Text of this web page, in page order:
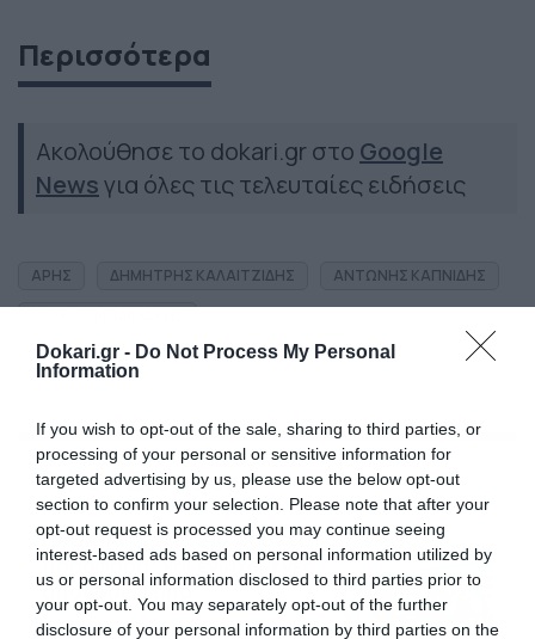
Dokari.gr - Do Not Process My Personal
Information
If you wish to opt-out of the sale, sharing to third parties, or
processing of your personal or sensitive information for
targeted advertising by us, please use the below opt-out
section to confirm your selection. Please note that after your
opt-out request is processed you may continue seeing
interest-based ads based on personal information utilized by
us or personal information disclosed to third parties prior to
your opt-out. You may separately opt-out of the further
disclosure of your personal information by third parties on the
Περισσότερα
Ακολούθησε το dokari.gr στο Google
Newsγια όλες τις τελευταίες ειδήσεις
ΑΡΗΣ ΔΗΜΗΤΡΗΣ ΚΑΛΑΙΤΖΙΔΗΣ
ΑΝΤΩΝΗΣ ΚΑΠΝΙΔΗΣ
Ροή Ειδήσεων
ΠΑΟΚ-Άντερλεχτ με σούπερ
προσφορά* και ενισχυμένες
αποδόσεις από
το Pamestoixima.gr
06/08/2026